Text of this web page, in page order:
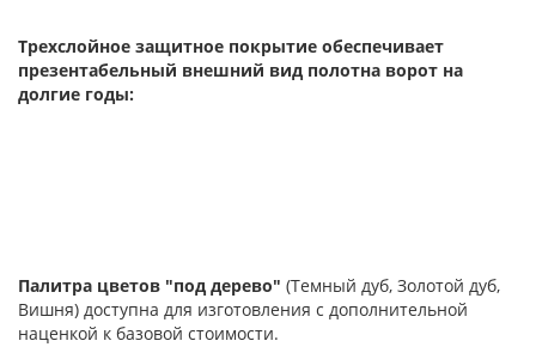
Трехслойное защитное покрытие обеспечивает
презентабельный внешний вид полотна ворот на
долгие годы:
Палитра цветов "под дерево" (Темный дуб, Золотой дуб,
Вишня) доступна для изготовления с дополнительной
наценкой к базовой стоимости.